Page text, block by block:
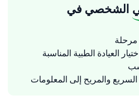
الشخصي في
العيادة الطبية المناسبة
والمريح إلى المعلومات